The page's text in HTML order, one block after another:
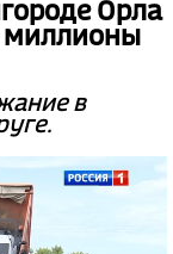
Орла
миллионы
в